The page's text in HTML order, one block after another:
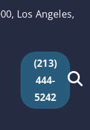
Los Angeles,
(213)
444-
5242